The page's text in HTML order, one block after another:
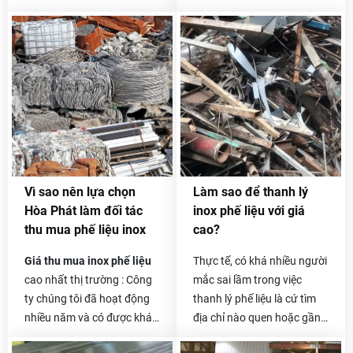
Vì sao nên lựa chọn
Hòa Phát làm đối tác
thu mua phế liệu inox
Giá thu mua inox phế liệu
cao nhất thị trường : Công
ty chúng tôi đã hoạt động
nhiều năm và có được khá
Làm sao để thanh lý
inox phế liệu với giá
cao?
Thực tế, có khá nhiều người
mắc sai lầm trong việc
thanh lý phế liệu là cứ tìm
địa chỉ nào quen hoặc gần